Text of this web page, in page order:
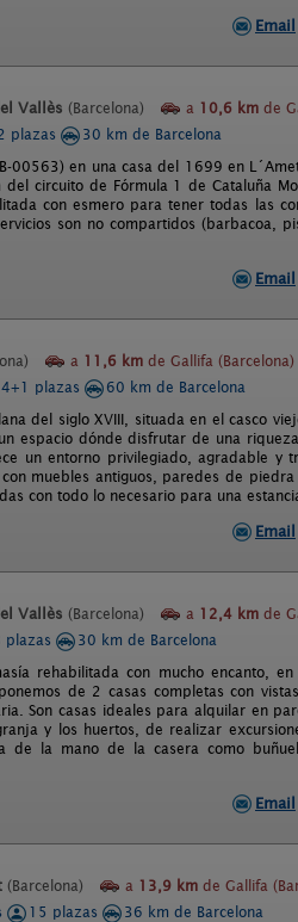
Email
Vallès (Barcelona) a 10,6 km de
plazas
30 km de Barcelona
00563) en una casa del 1699 en
circuito de Fórmula 1 de Cataluña
con esmero para tener todas las
son no compartidos (barbacoa,
Email
a 11,6 km de Gallifa (Barcelona)
plazas
60 km de Barcelona
del siglo XVIII, situada en el casco
espacio dónde disfrutar de una
un entorno privilegiado, agradable y
muebles antiguos, paredes de
con todo lo necesario para una
Email
Vallès (Barcelona) a 12,4 km de
plazas
30 km de Barcelona
rehabilitada con mucho encanto,
de 2 casas completas con
Son casas ideales para alquilar en
y los huertos, de realizar
de la mano de la casera como
Email
(Barcelona) a 13,9 km de Gallifa
15 plazas
36 km de Barcelona